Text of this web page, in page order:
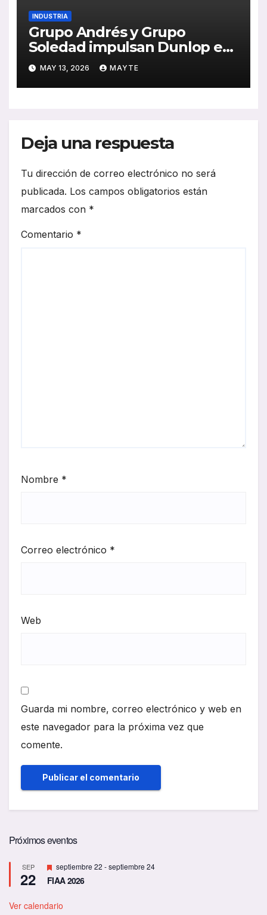
INDUSTRIA
Grupo Andrés y Grupo
Soledad impulsan Dunlop en
España con una alianza
estratégica clave para la
movilidad profesional
MAY 13, 2026 MAYTE
Deja una respuesta
Tu dirección de correo electrónico no será
publicada. Los campos obligatorios están
marcados con *
Comentario *
Nombre *
Correo electrónico *
Web
Guarda mi nombre, correo electrónico y web en
este navegador para la próxima vez que
comente.
Próximos eventos
SEP
22
D
e
s
a
septiembre 22 -septiembre 24
FIAA 2026
Ver calendario